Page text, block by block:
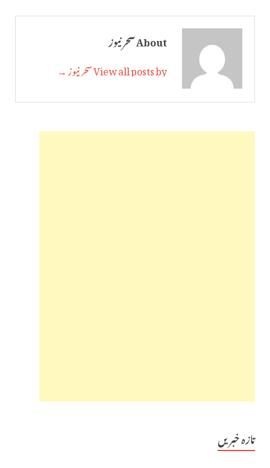
About سحر نیوز
View all posts by سحر نیوز →
تازہ خبریں